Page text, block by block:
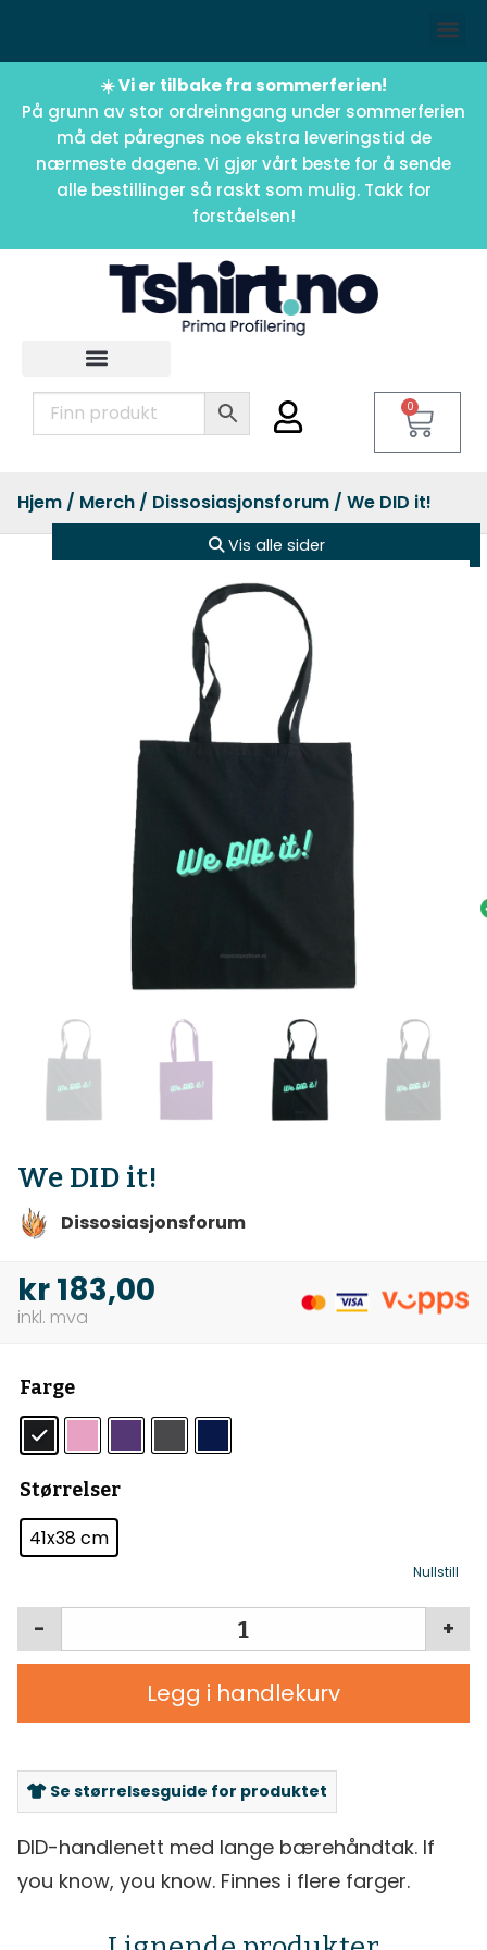
☀️ Vi er tilbake fra sommerferien!
På grunn av stor ordreinngang under sommerferien
må det påregnes noe ekstra leveringstid de
nærmeste dagene. Vi gjør vårt beste for å sende
alle bestillinger så raskt som mulig. Takk for
forståelsen!
0
Hjem / Merch / Dissosiasjonsforum / We DID it!
Vis alle sider
We DID it!
Dissosiasjonsforum
kr183,00
Farge
Størrelser
41x38 cm
Nullstill
+
-
Legg i handlekurv
Se størrelsesguide for produktet
DID-handlenett med lange bærehåndtak. If
you know, you know. Finnes i flere farger.